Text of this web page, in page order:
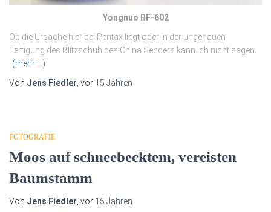
Yongnuo RF-602
Ob die Ursache hier bei Pentax liegt oder in der ungenauen
Fertigung des Blitzschuh des China Senders kann ich nicht sagen.
(mehr …)
Von Jens Fiedler , vor 15 Jahren
FOTOGRAFIE
Moos auf schneebecktem, vereisten
Baumstamm
Von Jens Fiedler , vor 15 Jahren